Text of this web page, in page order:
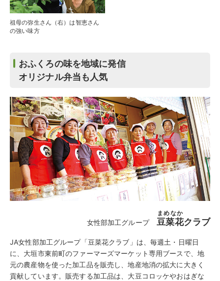
祖母の弥生さん（右）は智恵さん
の強い味方
おふくろの味を地域に発信
オリジナル弁当も人気
女性部加工グループ 豆菜花
まめなか
クラブ
JA女性部加工グループ「豆菜花クラブ」は、毎週土・日曜日
に、大垣市東前町のファーマーズマーケット専用ブースで、地
元の農産物を使った加工品を販売し、地産地消の拡大に大きく
貢献しています。販売する加工品は、大豆コロッケやおはぎな